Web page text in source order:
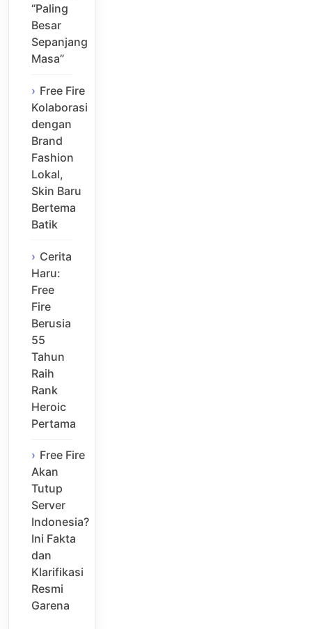
“Paling
Besar
Sepanjang
Masa”
Free Fire
Kolaborasi
dengan
Brand
Fashion
Lokal,
Skin Baru
Bertema
Batik
Cerita
Haru:
Free
Fire
Berusia
55
Tahun
Raih
Rank
Heroic
Pertama
Free Fire
Akan
Tutup
Server
Indonesia?
Ini Fakta
dan
Klarifikasi
Resmi
Garena